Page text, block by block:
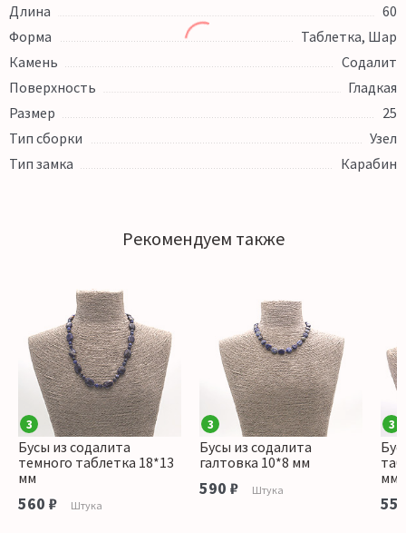
Длина
60
Форма
Таблетка, Шар
Камень
Содалит
Поверхность
Гладкая
Размер
25
Тип сборки
Узел
Тип замка
Карабин
Рекомендуем также
3
Бусы из содалита
темного таблетка 18*13
мм
560 ₽ Штука
3
Бусы из содалита
галтовка 10*8 мм
590 ₽ Штука
3
мм